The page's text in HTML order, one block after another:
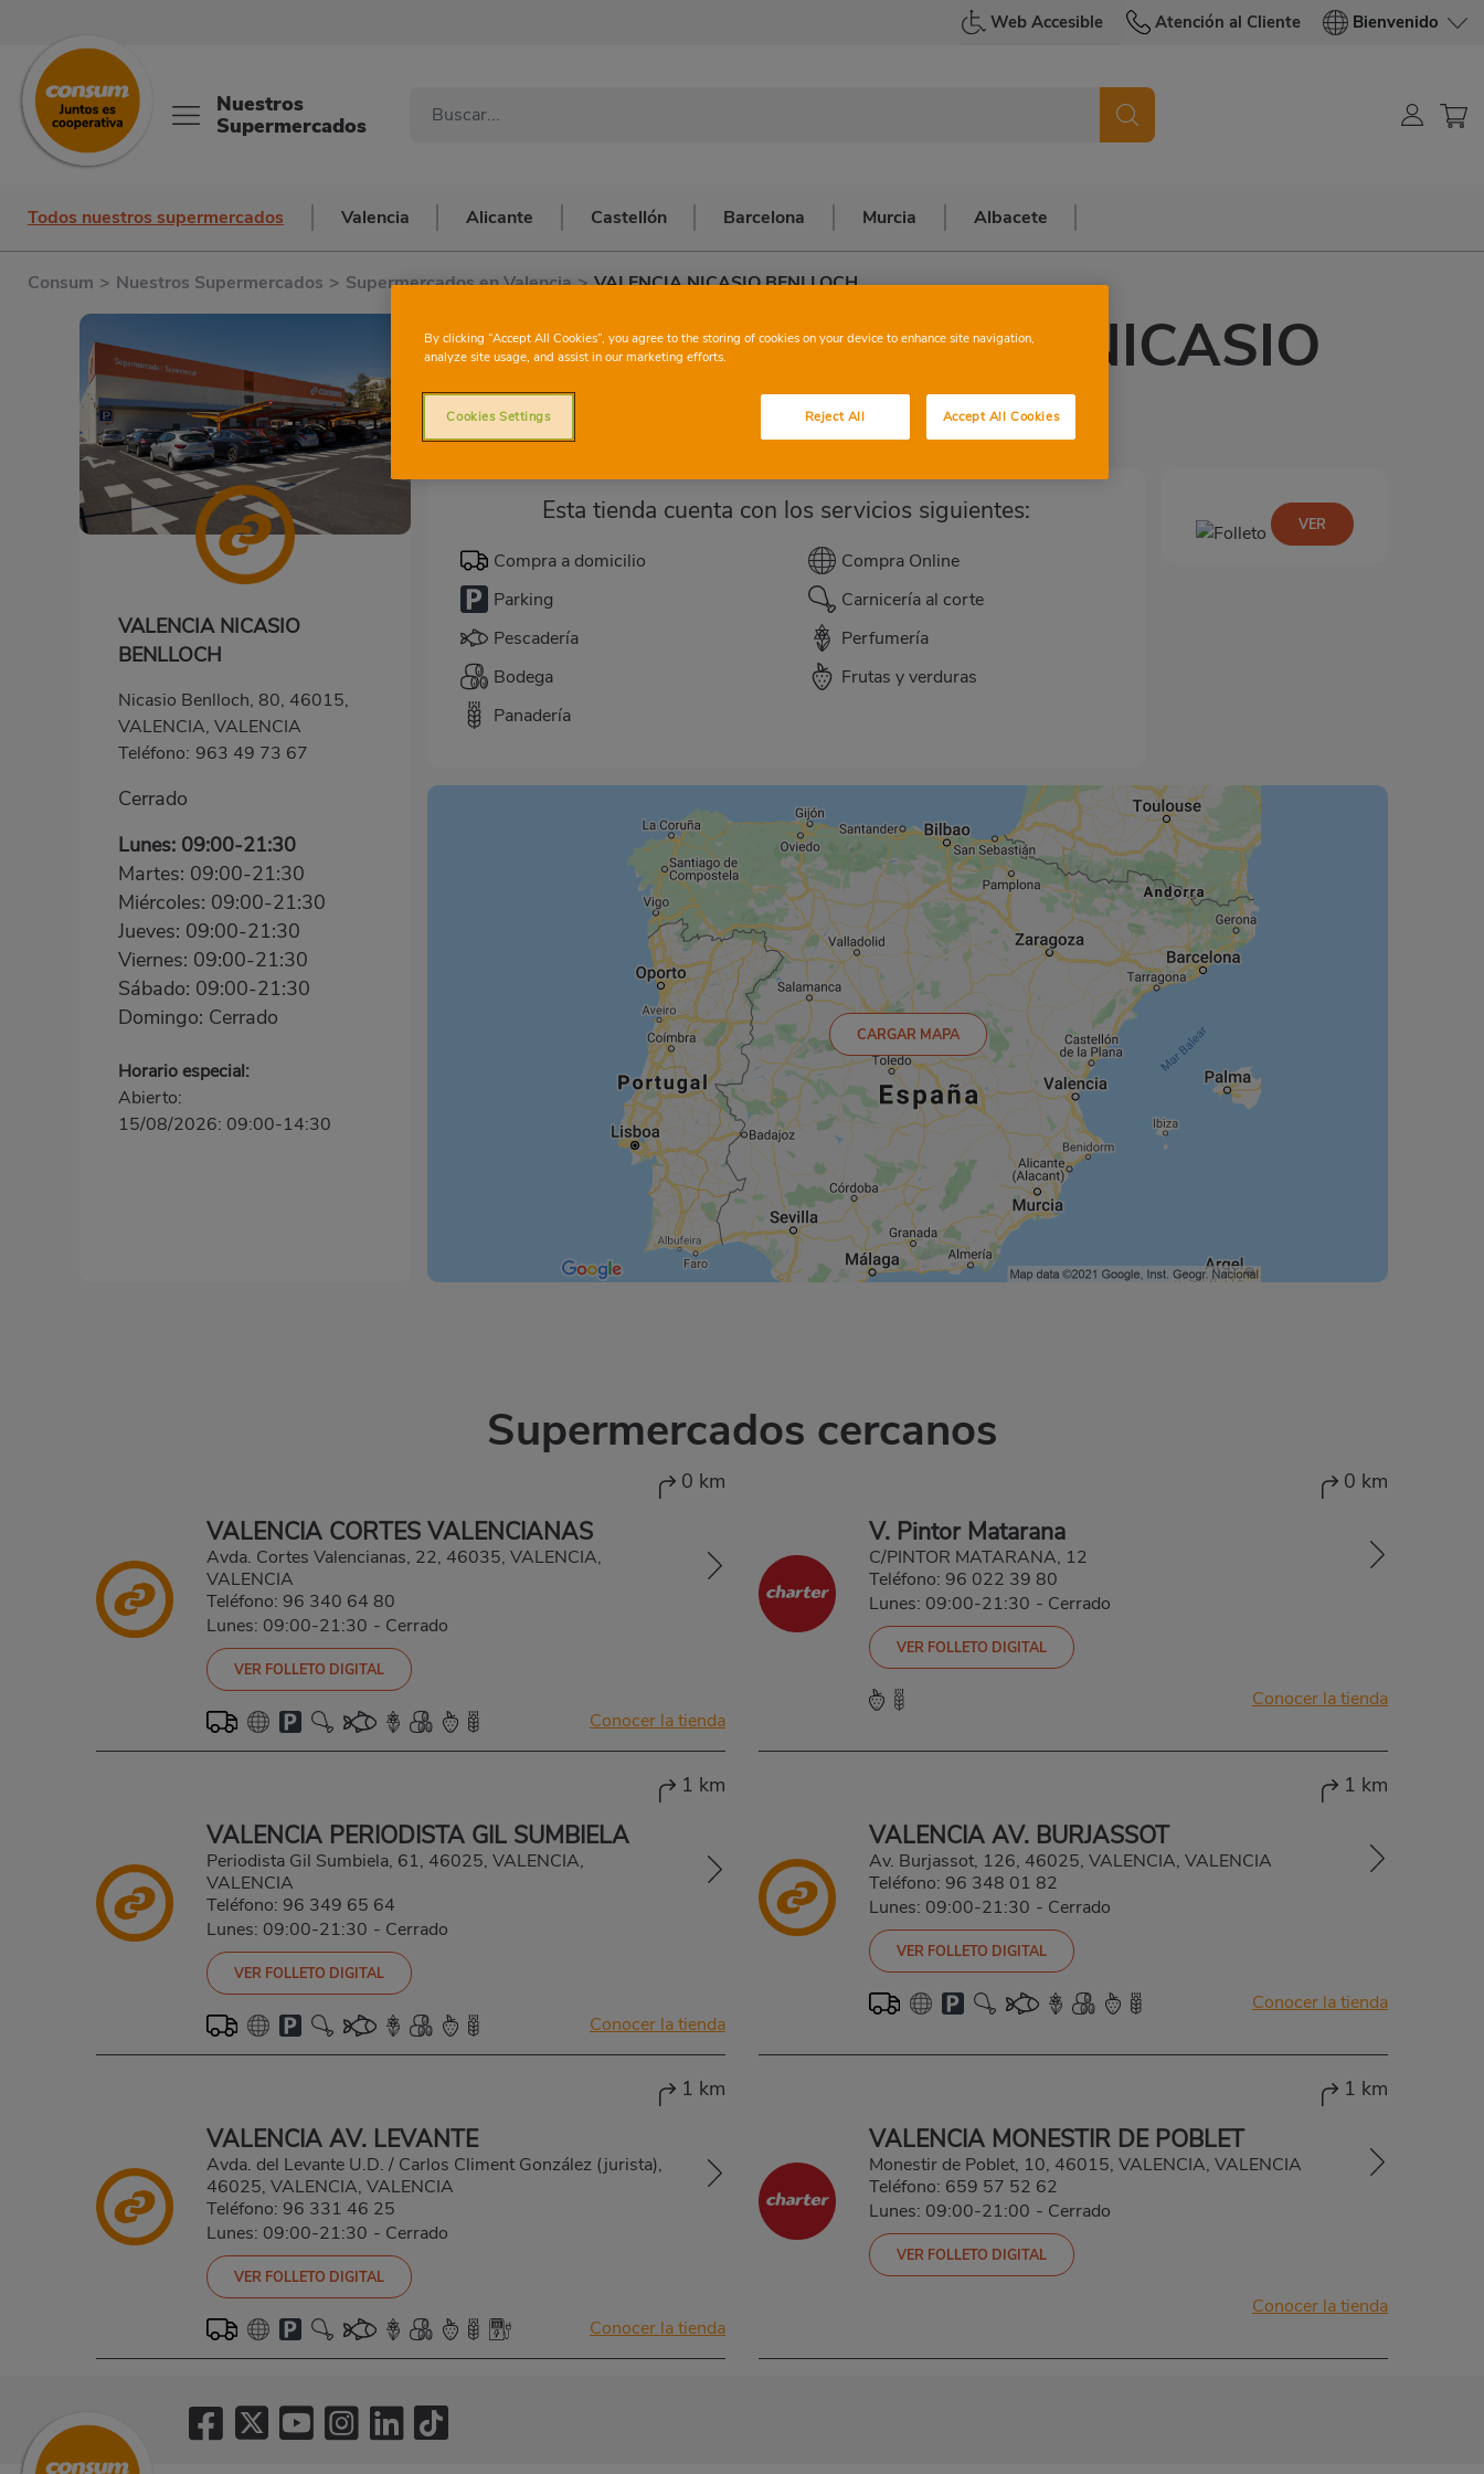
Web Accesible Atención al Cliente Bienvenido
Nuestros
Supermercados
Todos nuestros supermercados Valencia Alicante Castellón Barcelona Murcia Albacete
Consum > Nuestros Supermercados > Supermercados en Valencia > VALENCIA NICASIO BENLLOCH
VALENCIA NICASIO
BENLLOCH
Nicasio Benlloch, 80, 46015,
VALENCIA, VALENCIA
Teléfono: 963 49 73 67
Cerrado
Lunes: 09:00-21:30
Martes: 09:00-21:30
Miércoles: 09:00-21:30
Jueves: 09:00-21:30
Viernes: 09:00-21:30
Sábado: 09:00-21:30
Domingo: Cerrado
Horario especial:
Abierto:
15/08/2026: 09:00-14:30
CONSUMVALENCIA NICASIO
BENLLOCH
Esta tienda cuenta con los servicios siguientes:
Compra a domicilio
Compra Online
Parking
Carnicería al corte
Pescadería
Perfumería
Bodega
Frutas y verduras
Panadería
VER
CARGAR MAPA
Supermercados cercanos
0 km
VALENCIA CORTES VALENCIANAS
Avda. Cortes Valencianas, 22, 46035, VALENCIA,
VALENCIA
Teléfono: 96 340 64 80
Lunes: 09:00-21:30 - Cerrado
VER FOLLETO DIGITAL
Conocer la tienda
0 km
V. Pintor Matarana
C/PINTOR MATARANA, 12
Teléfono: 96 022 39 80
Lunes: 09:00-21:30 - Cerrado
VER FOLLETO DIGITAL
Conocer la tienda
1 km
VALENCIA PERIODISTA GIL SUMBIELA
Periodista Gil Sumbiela, 61, 46025, VALENCIA,
VALENCIA
Teléfono: 96 349 65 64
Lunes: 09:00-21:30 - Cerrado
VER FOLLETO DIGITAL
Conocer la tienda
1 km
VALENCIA AV. BURJASSOT
Av. Burjassot, 126, 46025, VALENCIA, VALENCIA
Teléfono: 96 348 01 82
Lunes: 09:00-21:30 - Cerrado
VER FOLLETO DIGITAL
Conocer la tienda
1 km
VALENCIA AV. LEVANTE
Avda. del Levante U.D. / Carlos Climent González (jurista),
46025, VALENCIA, VALENCIA
Teléfono: 96 331 46 25
Lunes: 09:00-21:30 - Cerrado
VER FOLLETO DIGITAL
Conocer la tienda
1 km
VALENCIA MONESTIR DE POBLET
Monestir de Poblet, 10, 46015, VALENCIA, VALENCIA
Teléfono: 659 57 52 62
Lunes: 09:00-21:00 - Cerrado
VER FOLLETO DIGITAL
Conocer la tienda
By clicking “Accept All Cookies”, you agree to the storing of cookies on your device to enhance site navigation,
analyze site usage, and assist in our marketing efforts.
Reject All Accept All Cookies
Cookies Settings